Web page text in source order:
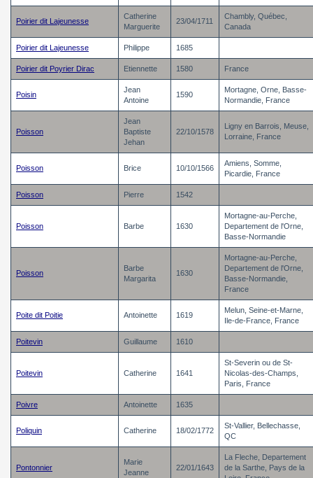
Poirier dit Lajeunesse
Catherine
Marguerite
23/04/1711
Chambly, Québec,
Canada
Poirier dit Lajeunesse Philippe 1685
Poirier dit Poyrier Dirac Etiennette 1580 France
Poisin
Jean
Antoine
1590
Mortagne, Orne, Basse-
Normandie, France
Poisson
Jean
Baptiste
Jehan
22/10/1578
Ligny en Barrois, Meuse,
Lorraine, France
Poisson Brice 10/10/1566
Amiens, Somme,
Picardie, France
Poisson Pierre 1542
Poisson Barbe 1630
Mortagne-au-Perche,
Departement de l'Orne,
Basse-Normandie
Poisson
Barbe
Margarita
1630
Mortagne-au-Perche,
Departement de l'Orne,
Basse-Normandie,
France
Poite dit Poitie Antoinette 1619
Melun, Seine-et-Marne,
Ile-de-France, France
Poitevin Guillaume 1610
Poitevin Catherine 1641
St-Severin ou de St-
Nicolas-des-Champs,
Paris, France
Poivre Antoinette 1635
Poliquin Catherine 18/02/1772
St-Vallier, Bellechasse,
QC
Pontonnier
Marie
Jeanne
22/01/1643
La Fleche, Departement
de la Sarthe, Pays de la